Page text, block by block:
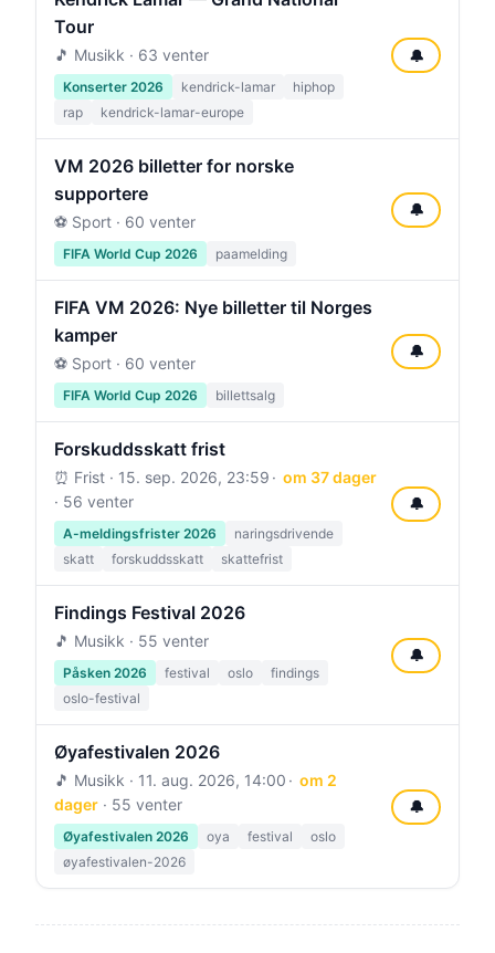
Tour
🎵 Musikk · 63 venter
Konserter 2026 kendrick-lamar
hiphop
rap
kendrick-lamar-europe
🔔
VM 2026 billetter for norske
supportere
⚽ Sport · 60 venter
FIFA World Cup 2026 paamelding
🔔
FIFA VM 2026: Nye billetter til Norges
kamper
⚽ Sport · 60 venter
FIFA World Cup 2026 billettsalg
🔔
Forskuddsskatt frist
⏰ Frist · 15. sep. 2026, 23:59
om 37 dager
· 56 venter
A-meldingsfrister 2026
naringsdrivende
skatt
forskuddsskatt skattefrist
🔔
Findings Festival 2026
🎵 Musikk · 55 venter
Påsken 2026 festival oslo
findings
oslo-festival
🔔
Øyafestivalen 2026
🎵 Musikk · 11. aug. 2026, 14:00
om 2
dager · 55 venter
Øyafestivalen 2026 oya festival
oslo
øyafestivalen-2026
🔔